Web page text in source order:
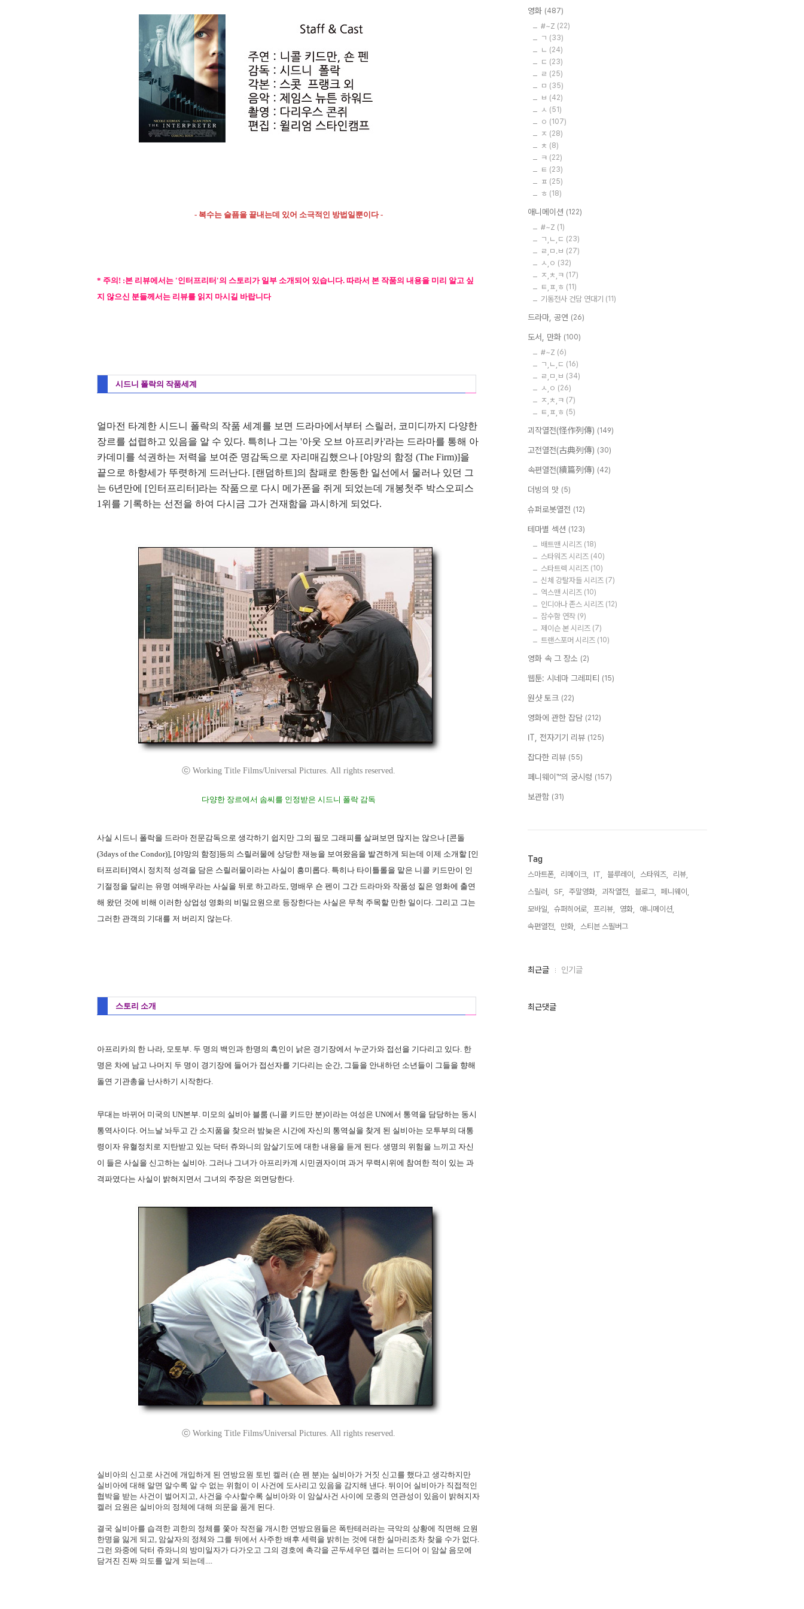
- 복수는 슬픔을 끝내는데 있어 소극적인 방법일뿐이다 -
* 주의! :본 리뷰에서는 '인터프리터'의 스토리가 일부 소개되어 있습니다. 따라서 본 작품의 내용을 미리 알고 싶
지 않으신 분들께서는 리뷰를 읽지 마시길 바랍니다
시드니 폴락의 작품세계
얼마전 타계한 시드니 폴락의 작품 세계를 보면 드라마에서부터 스릴러, 코미디까지 다양한
장르를 섭렵하고 있음을 알 수 있다. 특히나 그는 '아웃 오브 아프리카'라는 드라마를 통해 아
카데미를 석권하는 저력을 보여준 명감독으로 자리매김했으나 [야망의 함정 (The Firm)]을
끝으로 하향세가 뚜렷하게 드러난다. [랜덤하트]의 참패로 한동한 일선에서 물러나 있던 그
는 6년만에 [인터프리터]라는 작품으로 다시 메가폰을 쥐게 되었는데 개봉첫주 박스오피스
1위를 기록하는 선전을 하여 다시금 그가 건재함을 과시하게 되었다.
ⓒ Working Title Films/Universal Pictures. All rights reserved.
다양한 장르에서 솜씨를 인정받은 시드니 폴락 감독
사실 시드니 폴락을 드라마 전문감독으로 생각하기 쉽지만 그의 필모 그래피를 살펴보면 많지는 않으나 [콘돌
(3days of the Condor)], [야망의 함정]등의 스릴러물에 상당한 재능을 보여왔음을 발견하게 되는데 이제 소개할 [인
터프리터]역시 정치적 성격을 담은 스릴러물이라는 사실이 흥미롭다. 특히나 타이틀롤을 맡은 니콜 키드만이 인
기절정을 달리는 유명 여배우라는 사실을 뒤로 하고라도, 명배우 숀 펜이 그간 드라마와 작품성 짙은 영화에 출연
해 왔던 것에 비해 이러한 상업성 영화의 비밀요원으로 등장한다는 사실은 무척 주목할 만한 일이다. 그리고 그는
그러한 관객의 기대를 저 버리지 않는다.
스토리 소개
아프리카의 한 나라, 모토부. 두 명의 백인과 한명의 흑인이 낡은 경기장에서 누군가와 접선을 기다리고 있다. 한
명은 차에 남고 나머지 두 명이 경기장에 들어가 접선자를 기다리는 순간, 그들을 안내하던 소년들이 그들을 향해
돌연 기관총을 난사하기 시작한다.
무대는 바뀌어 미국의 UN본부. 미모의 실비아 블룸 (니콜 키드만 분)이라는 여성은 UN에서 통역을 담당하는 동시
통역사이다. 어느날 놔두고 간 소지품을 찾으러 밤늦은 시간에 자신의 통역실을 찾게 된 실비아는 모투부의 대통
령이자 유혈정치로 지탄받고 있는 닥터 쥬와니의 암살기도에 대한 내용을 듣게 된다. 생명의 위험을 느끼고 자신
이 들은 사실을 신고하는 실비아. 그러나 그녀가 아프리카계 시민권자이며 과거 무력시위에 참여한 적이 있는 과
격파였다는 사실이 밝혀지면서 그녀의 주장은 외면당한다.
ⓒ Working Title Films/Universal Pictures. All rights reserved.
실비아의 신고로 사건에 개입하게 된 연방요원 토빈 켈러 (숀 펜 분)는 실비아가 거짓 신고를 했다고 생각하지만
실비아에 대해 알면 알수록 알 수 없는 위험이 이 사건에 도사리고 있음을 감지해 낸다. 뒤이어 실비아가 직접적인
협박을 받는 사건이 벌어지고, 사건을 수사할수록 실비아와 이 암살사건 사이에 모종의 연관성이 있음이 밝혀지자
켈러 요원은 실비아의 정체에 대해 의문을 품게 된다.
결국 실비아를 습격한 괴한의 정체를 쫓아 작전을 개시한 연방요원들은 폭탄테러라는 극악의 상황에 직면해 요원
한명을 잃게 되고, 암살자의 정체와 그를 뒤에서 사주한 배후 세력을 밝히는 것에 대한 실마리조차 찾을 수가 없다.
그런 와중에 닥터 쥬와니의 방미일자가 다가오고 그의 경호에 촉각을 곤두세우던 켈러는 드디어 이 암살 음모에
담겨진 진짜 의도를 알게 되는데....
영화 (487)
#~Z (22)
ㄱ (33)
ㄴ (24)
ㄷ (23)
ㄹ (25)
ㅁ (35)
ㅂ (42)
ㅅ (51)
ㅇ (107)
ㅈ (28)
ㅊ (8)
ㅋ (22)
ㅌ (23)
ㅍ (25)
ㅎ (18)
애니메이션 (122)
#~Z (1)
ㄱ,ㄴ,ㄷ (23)
ㄹ,ㅁ.ㅂ (27)
ㅅ,ㅇ (32)
ㅈ,ㅊ,ㅋ (17)
ㅌ,ㅍ,ㅎ (11)
기동전사 건담 연대기 (11)
드라마, 공연 (26)
도서, 만화 (100)
#~Z (6)
ㄱ,ㄴ,ㄷ (16)
ㄹ,ㅁ,ㅂ (34)
ㅅ,ㅇ (26)
ㅈ,ㅊ,ㅋ (7)
ㅌ,ㅍ,ㅎ (5)
괴작열전(怪作列傳) (149)
고전열전(古典列傳) (30)
속편열전(續篇列傳) (42)
더빙의 맛 (5)
슈퍼로봇열전 (12)
테마별 섹션 (123)
배트맨 시리즈 (18)
스타워즈 시리즈 (40)
스타트렉 시리즈 (10)
신체 강탈자들 시리즈 (7)
엑스맨 시리즈 (10)
인디아나 존스 시리즈 (12)
잠수함 연작 (9)
제이슨 본 시리즈 (7)
트랜스포머 시리즈 (10)
영화 속 그 장소 (2)
웹툰: 시네마 그레피티 (15)
원샷 토크 (22)
영화에 관한 잡담 (212)
IT, 전자기기 리뷰 (125)
잡다한 리뷰 (55)
페니웨이™의 궁시렁 (157)
보관함 (31)
Tag
스마트폰, 리메이크, IT, 블루레이, 스타워즈,
리뷰,
스릴러,
SF, 주말영화, 괴작열전, 블로그,
페니웨이,
모바일,
슈퍼히어로, 프리뷰, 영화,
애니메이션,
속편열전,
만화, 스티븐 스필버그,
최
인
최근글 인기글
최근댓글